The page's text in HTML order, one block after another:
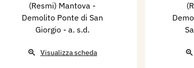
(Resmi) Mantova -
Demolito Ponte di San
Giorgio - a. s.d.
Visualizza scheda